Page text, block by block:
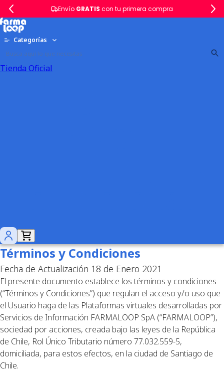
Envío GRATIS con tu primera compra
Categorías
Tienda Oficial
Términos y Condiciones
Fecha de Actualización 18 de Enero 2021
El presente documento establece los términos y condiciones
(“Términos y Condiciones”) que regulan el acceso y/o uso que
el Usuario haga de las Plataformas virtuales desarrolladas por
Servicios de Información FARMALOOP SpA (“FARMALOOP”),
sociedad por acciones, creada bajo las leyes de la República
de Chile, Rol Único Tributario número 77.032.559-5,
domiciliada, para estos efectos, en la ciudad de Santiago de
Chile.